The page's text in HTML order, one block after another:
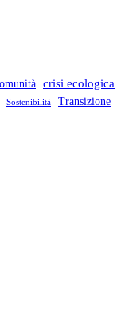
crisi ecologica
Sostenibilità Transizione